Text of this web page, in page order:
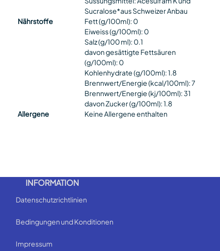
Sucralose*aus Schweizer Anbau
Nährstoffe
Fett (g/100ml): 0
Eiweiss (g/100ml): 0
Salz (g/100 ml): 0.1
davon gesättigte Fettsäuren
(g/100ml): 0
Kohlenhydrate (g/100ml): 1.8
Brennwert/Energie (kcal/100ml): 7
Brennwert/Energie (kj/100ml): 31
davon Zucker (g/100ml): 1.8
Allergene
Keine Allergene enthalten
INFORMATION
Datenschutzrichtlinien
Bedingungen und Konditionen
Impressum